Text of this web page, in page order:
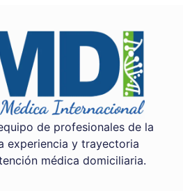
de profesionales de la
experiencia y trayectoria
médica domiciliaria.